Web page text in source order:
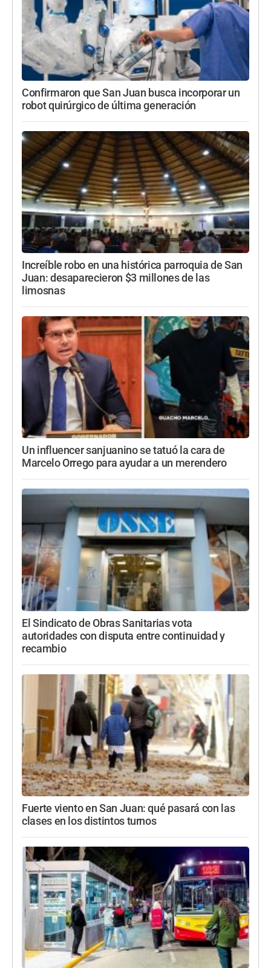
Confirmaron que San Juan busca incorporar un
robot quirúrgico de última generación
Increíble robo en una histórica parroquia de San
Juan: desaparecieron $3 millones de las
limosnas
Un influencer sanjuanino se tatuó la cara de
Marcelo Orrego para ayudar a un merendero
El Sindicato de Obras Sanitarias vota
autoridades con disputa entre continuidad y
recambio
Fuerte viento en San Juan: qué pasará con las
clases en los distintos turnos